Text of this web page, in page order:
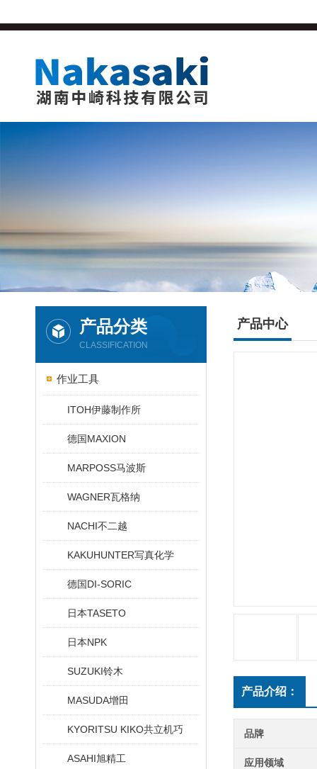
产品分类
CLASSIFICATION
作业工具
ITOH伊藤制作所
德国MAXION
MARPOSS马波斯
WAGNER瓦格纳
NACHI不二越
KAKUHUNTER写真化学
德国DI-SORIC
日本TASETO
日本NPK
SUZUKI铃木
MASUDA增田
KYORITSU KIKO共立机巧
ASAHI旭精工
产品中心
产品介绍：
品牌
应用领域